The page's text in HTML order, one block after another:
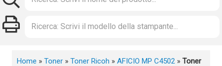
Home » Toner » Toner Ricoh » AFICIO MP C4502 » Toner